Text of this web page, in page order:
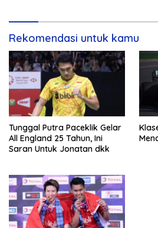
Rekomendasi untuk kamu
Tunggal Putra Paceklik Gelar
All England 25 Tahun, Ini
Saran Untuk Jonatan dkk